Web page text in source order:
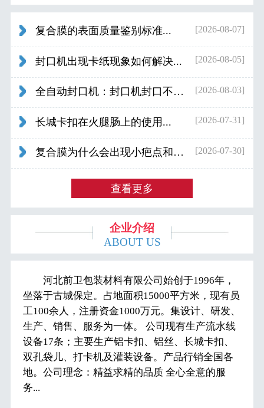
复合膜的表面质量鉴别标准... [2026-08-07]
封口机出现卡纸现象如何解决... [2026-08-05]
全自动封口机：封口机封口不好应检查什... [2026-08-03]
长城卡扣在火腿肠上的使用... [2026-07-31]
复合膜为什么会出现小疤点和波浪纹... [2026-07-30]
查看更多
企业介绍
ABOUT US
河北前卫包装材料有限公司始创于1996年，
坐落于古城保定。占地面积15000平方米，现有员
工100余人，注册资金1000万元。集设计、研发、
生产、销售、服务为一体。 公司现有生产流水线
设备17条；主要生产铝卡扣、铝丝、长城卡扣、
双孔袋儿、打卡机及灌装设备。产品行销全国各
地。公司理念：精益求精的品质 全心全意的服
务...